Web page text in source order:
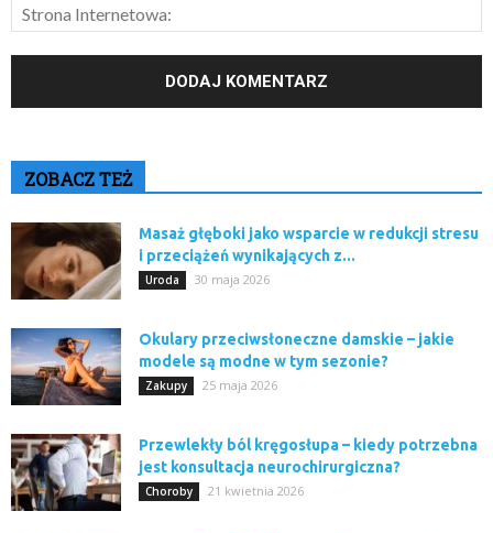
ZOBACZ TEŻ
Masaż głęboki jako wsparcie w redukcji stresu
i przeciążeń wynikających z...
Uroda 30 maja 2026
Okulary przeciwsłoneczne damskie – jakie
modele są modne w tym sezonie?
Zakupy 25 maja 2026
Przewlekły ból kręgosłupa – kiedy potrzebna
jest konsultacja neurochirurgiczna?
Choroby 21 kwietnia 2026